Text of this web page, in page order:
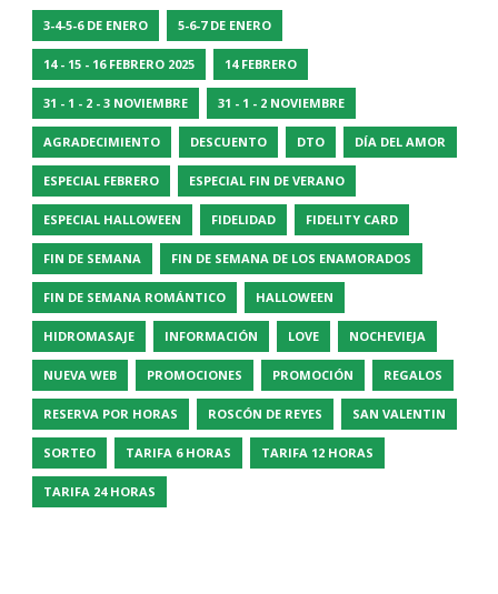
3-4-5-6 DE ENERO 5-6-7 DE ENERO
14 - 15 - 16 FEBRERO 2025 14 FEBRERO
31 - 1 - 2 - 3 NOVIEMBRE 31 - 1 - 2 NOVIEMBRE
AGRADECIMIENTO DESCUENTO DTO DÍA DEL AMOR
ESPECIAL FEBRERO ESPECIAL FIN DE VERANO
ESPECIAL HALLOWEEN FIDELIDAD FIDELITY CARD
FIN DE SEMANA FIN DE SEMANA DE LOS ENAMORADOS
FIN DE SEMANA ROMÁNTICO HALLOWEEN
HIDROMASAJE INFORMACIÓN LOVE NOCHEVIEJA
NUEVA WEB PROMOCIONES PROMOCIÓN REGALOS
RESERVA POR HORAS ROSCÓN DE REYES SAN VALENTIN
SORTEO TARIFA 6 HORAS TARIFA 12 HORAS
TARIFA 24 HORAS